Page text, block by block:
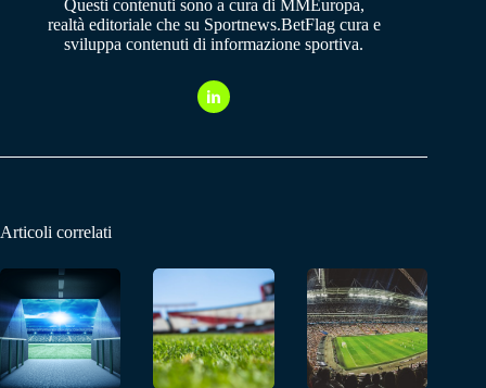
Questi contenuti sono a cura di MMEuropa,
realtà editoriale che su Sportnews.BetFlag cura e
sviluppa contenuti di informazione sportiva.
Articoli correlati